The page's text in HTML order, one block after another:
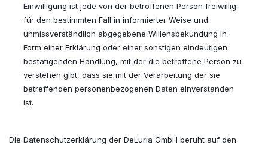
Einwilligung ist jede von der betroffenen Person freiwillig
für den bestimmten Fall in informierter Weise und
unmissverständlich abgegebene Willensbekundung in
Form einer Erklärung oder einer sonstigen eindeutigen
bestätigenden Handlung, mit der die betroffene Person zu
verstehen gibt, dass sie mit der Verarbeitung der sie
betreffenden personenbezogenen Daten einverstanden
ist.
Die Datenschutzerklärung der DeLuria GmbH beruht auf den